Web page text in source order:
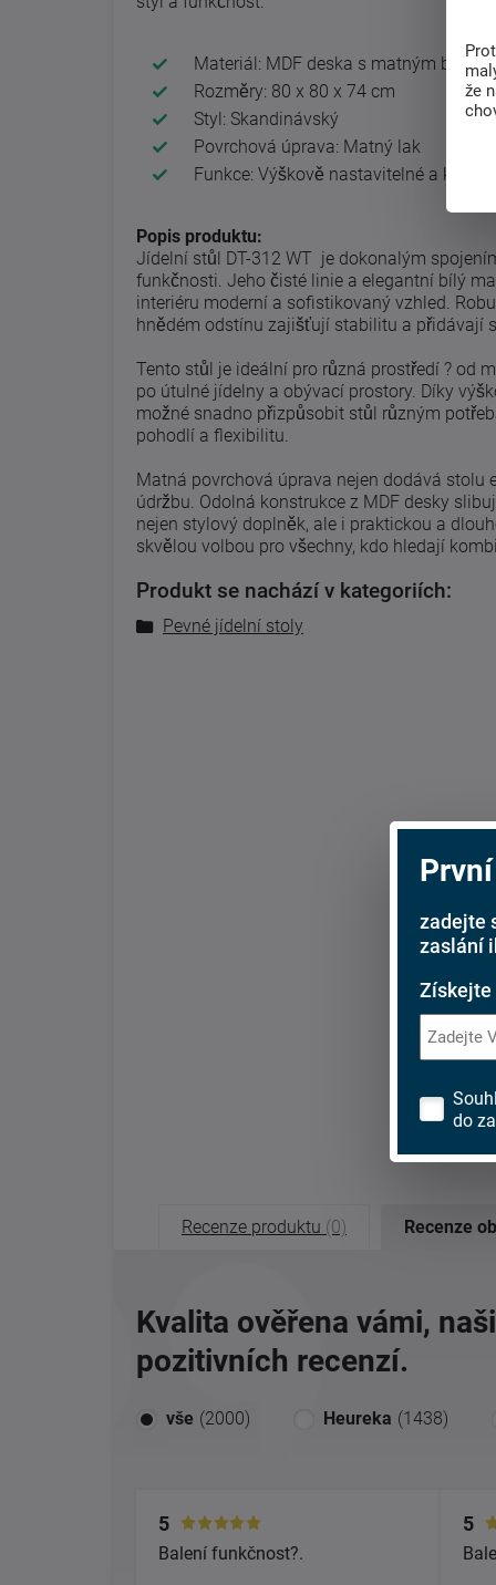
Materiál: MDF deska s matným bílým
Rozměry: 80 x 80 x 74 cm
Styl: Skandinávský
Povrchová úprava: Matný lak
Funkce: Výškově nastavitelné a kyvné
Popis produktu:
Jídelní stůl DT-312 WT je dokonalým
funkčnosti. Jeho čisté linie a elegantní bílý
interiéru moderní a sofistikovaný vzhled.
hnědém odstínu zajišťují stabilitu a přidávají
Tento stůl je ideální pro různá prostředí ? od
po útulné jídelny a obývací prostory. Díky
možné snadno přizpůsobit stůl různým
pohodlí a flexibilitu.
Matná povrchová úprava nejen dodává stolu
údržbu. Odolná konstrukce z MDF desky
nejen stylový doplněk, ale i praktickou a
skvělou volbou pro všechny, kdo hledají
Produkt se nachází v kategoriích:
Pevné jídelní stoly
Recenze produktu (0) Recenze
Kvalita ověřena vámi,
pozitivních recenzí.
vše (2000) Heureka (1438)
5
Balení funkčnost?.
5
zadejte
zaslání
Získejte
do
že